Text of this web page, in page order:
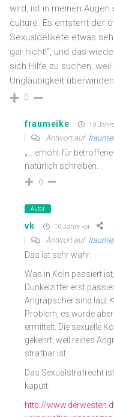
wird, ist in meinen
culture. Es entsteht der
Sexualdelikete etwas
gar nicht!“, und das
sich Hilfe zu suchen,
Ungläubigkeit
0
fraumeike 10
Antwort auf
„… erhöht für
natürlich schreiben.
0
Autor
vk 10 Jahre vor
Antwort auf
Das ist sehr wahr.
Was in Köln passiert
Dunkelziffer erst
Angrapscher sind laut
Problem, es wurde
ermittelt. Die sexuelle
gekehrt, weil reines
strafbar ist.
Das Sexualstrafrecht
kaputt:
http://